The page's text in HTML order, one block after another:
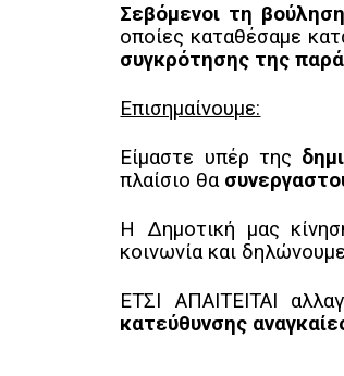
Σεβόμενοι τη
οποίες καταθέσαμε
συγκρότησης της
Επισημαίνουμε:
Είμαστε υπέρ της
πλαίσιο θα
Η Δημοτική μας
κοινωνία και
ΕΤΣΙ ΑΠΑΙΤΕΙΤΑΙ
κατεύθυνσης